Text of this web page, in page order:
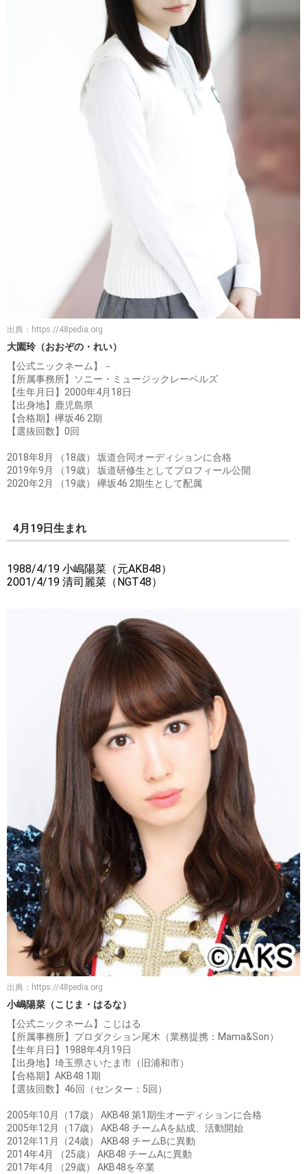
出典： https://48pedia.org
大園玲（おおぞの・れい）
【公式ニックネーム】－
【所属事務所】ソニー・ミュージックレーベルズ
【生年月日】2000年4月18日
【出身地】鹿児島県
【合格期】欅坂46 2期
【選抜回数】0回
2018年8月 （18歳） 坂道合同オーディションに合格
2019年9月 （19歳） 坂道研修生としてプロフィール公開
2020年2月 （19歳） 欅坂46 2期生として配属
4月19日生まれ
1988/4/19 小嶋陽菜（元AKB48）
2001/4/19 清司麗菜（NGT48）
出典： https://48pedia.org
小嶋陽菜（こじま・はるな）
【公式ニックネーム】こじはる
【所属事務所】プロダクション尾木（業務提携：Mama&Son）
【生年月日】1988年4月19日
【出身地】埼玉県さいたま市（旧浦和市）
【合格期】AKB48 1期
【選抜回数】46回（センター：5回）
2005年10月（17歳） AKB48 第1期生オーディションに合格
2005年12月（17歳） AKB48 チームAを結成、活動開始
2012年11月（24歳） AKB48 チームBに異動
2014年4月 （25歳） AKB48 チームAに異動
2017年4月 （29歳） AKB48を卒業